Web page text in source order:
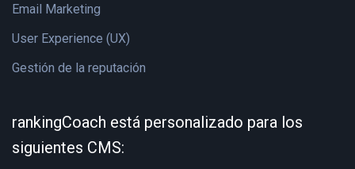
Email Marketing
User Experience (UX)
Gestión de la reputación
rankingCoach está personalizado para los
siguientes CMS: